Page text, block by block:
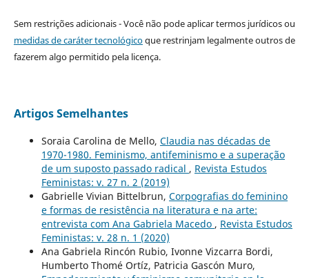
Sem restrições adicionais - Você não pode aplicar termos jurídicos ou
medidas de caráter tecnológicoque restrinjam legalmente outros de
fazerem algo permitido pela licença.
Artigos Semelhantes
Soraia Carolina de Mello, Claudia nas décadas de
1970-1980. Feminismo, antifeminismo e a superação
de um suposto passado radical , Revista Estudos
Feministas: v. 27 n. 2 (2019)
Gabrielle Vivian Bittelbrun, Corpografias do feminino
e formas de resistência na literatura e na arte:
entrevista com Ana Gabriela Macedo , Revista Estudos
Feministas: v. 28 n. 1 (2020)
Ana Gabriela Rincón Rubio, Ivonne Vizcarra Bordi,
Humberto Thomé Ortíz, Patricia Gascón Muro,